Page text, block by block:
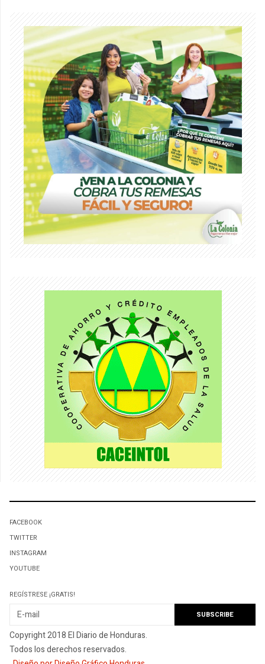
FACEBOOK
TWITTER
INSTAGRAM
YOUTUBE
REGÍSTRESE ¡GRATIS!
Copyright 2018 El Diario de Honduras.
Todos los derechos reservados.